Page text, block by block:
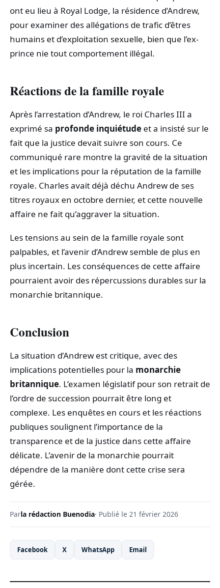
ont eu lieu à Royal Lodge, la résidence d’Andrew,
pour examiner des allégations de trafic d’êtres
humains et d’exploitation sexuelle, bien que l’ex-
prince nie tout comportement illégal.
Réactions de la famille royale
Après l’arrestation d’Andrew, le roi Charles III a
exprimé sa profonde inquiétude et a insisté sur le
fait que la justice devait suivre son cours. Ce
communiqué rare montre la gravité de la situation
et les implications pour la réputation de la famille
royale. Charles avait déjà déchu Andrew de ses
titres royaux en octobre dernier, et cette nouvelle
affaire ne fait qu’aggraver la situation.
Les tensions au sein de la famille royale sont
palpables, et l’avenir d’Andrew semble de plus en
plus incertain. Les conséquences de cette affaire
pourraient avoir des répercussions durables sur la
monarchie britannique.
Conclusion
La situation d’Andrew est critique, avec des
implications potentielles pour la monarchie
britannique. L’examen législatif pour son retrait de
l’ordre de succession pourrait être long et
complexe. Les enquêtes en cours et les réactions
publiques soulignent l’importance de la
transparence et de la justice dans cette affaire
délicate. L’avenir de la monarchie pourrait
dépendre de la manière dont cette crise sera
gérée.
Parla rédaction Buenodia· Publié le 21 février 2026
Facebook X WhatsApp Email